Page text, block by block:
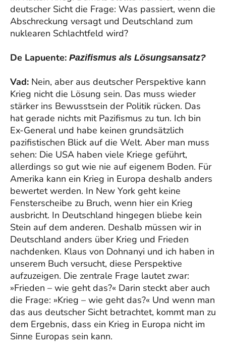
deutscher Sicht die Frage: Was passiert, wenn die
Abschreckung versagt und Deutschland zum
nuklearen Schlachtfeld wird?
De Lapuente: Pazifismus als Lösungsansatz?
Vad: Nein, aber aus deutscher Perspektive kann
Krieg nicht die Lösung sein. Das muss wieder
stärker ins Bewusstsein der Politik rücken. Das
hat gerade nichts mit Pazifismus zu tun. Ich bin
Ex-General und habe keinen grundsätzlich
pazifistischen Blick auf die Welt. Aber man muss
sehen: Die USA haben viele Kriege geführt,
allerdings so gut wie nie auf eigenem Boden. Für
Amerika kann ein Krieg in Europa deshalb anders
bewertet werden. In New York geht keine
Fensterscheibe zu Bruch, wenn hier ein Krieg
ausbricht. In Deutschland hingegen bliebe kein
Stein auf dem anderen. Deshalb müssen wir in
Deutschland anders über Krieg und Frieden
nachdenken. Klaus von Dohnanyi und ich haben in
unserem Buch versucht, diese Perspektive
aufzuzeigen. Die zentrale Frage lautet zwar:
»Frieden – wie geht das?« Darin steckt aber auch
die Frage: »Krieg – wie geht das?« Und wenn man
das aus deutscher Sicht betrachtet, kommt man zu
dem Ergebnis, dass ein Krieg in Europa nicht im
Sinne Europas sein kann.